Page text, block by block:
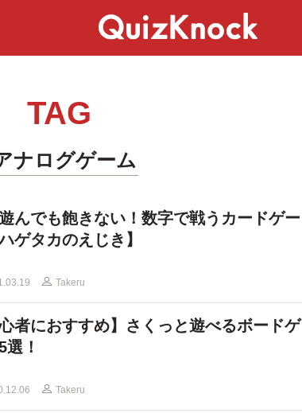
TAG
ナログゲーム
んでも飽きない！数字で戦うカードゲー
ゲタカのえじき】
Takeru
者におすすめ】さくっと遊べるボードゲ
選！
Takeru